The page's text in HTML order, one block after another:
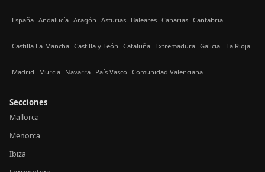
España Andalucía Aragón Asturias Baleares Canarias Cantabria
Castilla La-Mancha Castilla y León Cataluña Extremadura Galicia La Rioja
Madrid Murcia Navarra País Vasco Comunidad Valenciana
Secciones
Mallorca
Menorca
Ibiza